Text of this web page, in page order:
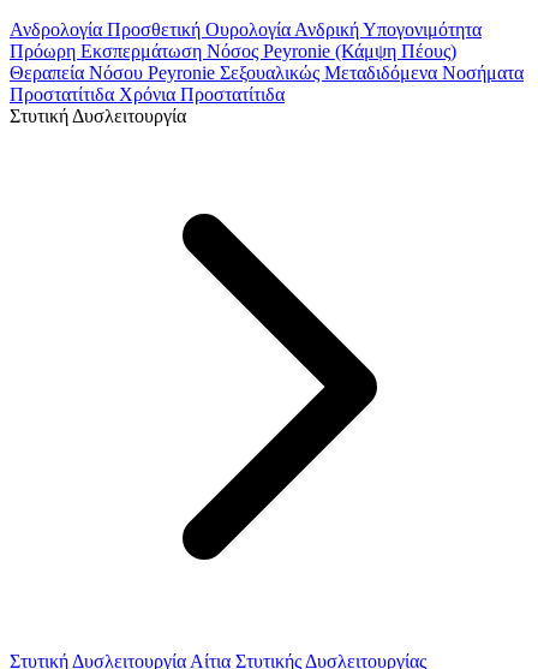
Ανδρολογία Προσθετική Ουρολογία Ανδρική Υπογονιμότητα
Πρόωρη Εκσπερμάτωση Νόσος Peyronie (Κάμψη Πέους)
Θεραπεία Νόσου Peyronie Σεξουαλικώς Μεταδιδόμενα Νοσήματα
Προστατίτιδα Χρόνια Προστατίτιδα
Στυτική Δυσλειτουργία
Στυτική Δυσλειτουργία Αίτια Στυτικής Δυσλειτουργίας